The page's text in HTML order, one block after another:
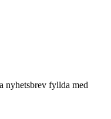
nyhetsbrev fyllda med